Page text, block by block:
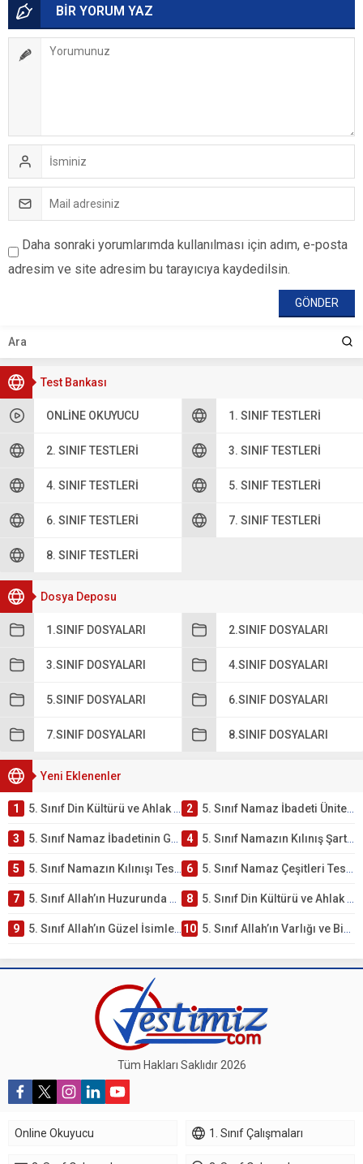
Test Bankası
ONLINE OKUYUCU 1. SINIF TESTLERI
2. SINIF TESTLERI 3. SINIF TESTLERI
4. SINIF TESTLERI 5. SINIF TESTLERI
6. SINIF TESTLERI 7. SINIF TESTLERI
8. SINIF TESTLERI
Dosya Deposu
1.SINIF DOSYALARI 2.SINIF DOSYALARI
3.SINIF DOSYALARI 4.SINIF DOSYALARI
5.SINIF DOSYALARI 6.SINIF DOSYALARI
7.SINIF DOSYALARI 8.SINIF DOSYALARI
Yeni Eklenenler
1 5. Sınıf Din Kültürü ve Ahlak Bilgisi 2. Ünite: Namaz İbadeti Çalışmaları 2 5. Sınıf Namaz İbadeti Ünite Testi – Online Çöz
3 5. Sınıf Namaz İbadetinin Getirdiği Faydalar Testi 4 5. Sınıf Namazın Kılınış Şartları Testi
5 5. Sınıf Namazın Kılınışı Testi – Online Çöz 6 5. Sınıf Namaz Çeşitleri Testi – Online Çöz
7 5. Sınıf Allah’ın Huzurunda Olmak – Namaz İbadeti Testi 8 5. Sınıf Din Kültürü ve Ahlak Bilgisi 1. Ünite: Allah İnancı Çalışmaları
9 5. Sınıf Allah’ın Güzel İsimleri Testi – Online Çöz 10 5. Sınıf Allah’ın Varlığı ve Birliği Testi – Online Çöz
BİR YORUM YAZ
Daha sonraki yorumlarımda kullanılması için adım, e-posta
adresim ve site adresim bu tarayıcıya kaydedilsin.
Tüm Hakları Saklıdır 2026
Online Okuyucu 1. Sınıf Çalışmaları